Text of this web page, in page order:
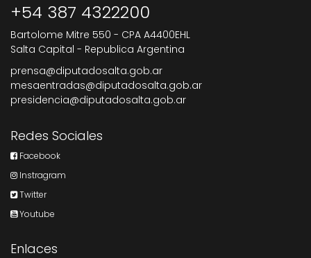
+54 387 4322200
Bartolome Mitre 550 - CPA A4400EHL
Salta Capital - Republica Argentina
prensa@diputadosalta.gob.ar
mesaentradas@diputadosalta.gob.ar
presidencia@diputadosalta.gob.ar
Redes Sociales
Facebook
Instragram
Twitter
Youtube
Enlaces